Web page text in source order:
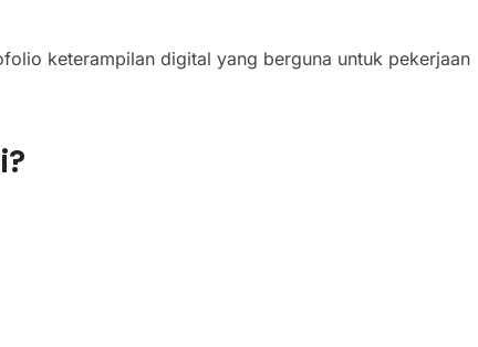
keterampilan digital yang berguna untuk pekerjaan